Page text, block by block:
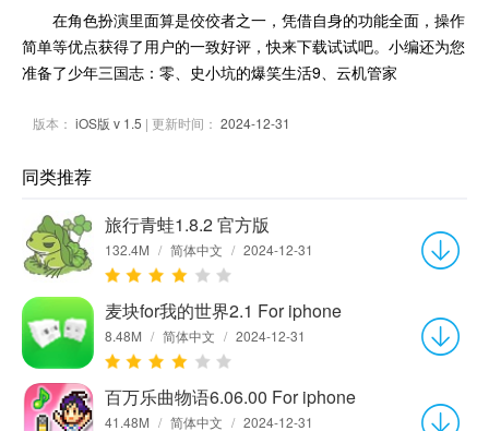
在角色扮演里面算是佼佼者之一，凭借自身的功能全面，操作
简单等优点获得了用户的一致好评，快来下载试试吧。小编还为您
准备了少年三国志：零、史小坑的爆笑生活9、云机管家
版本： iOS版 v 1.5 | 更新时间： 2024-12-31
同类推荐
旅行青蛙1.8.2 官方版
132.4M / 简体中文 / 2024-12-31
麦块for我的世界2.1 For iphone
8.48M / 简体中文 / 2024-12-31
百万乐曲物语6.06.00 For iphone
41.48M / 简体中文 / 2024-12-31